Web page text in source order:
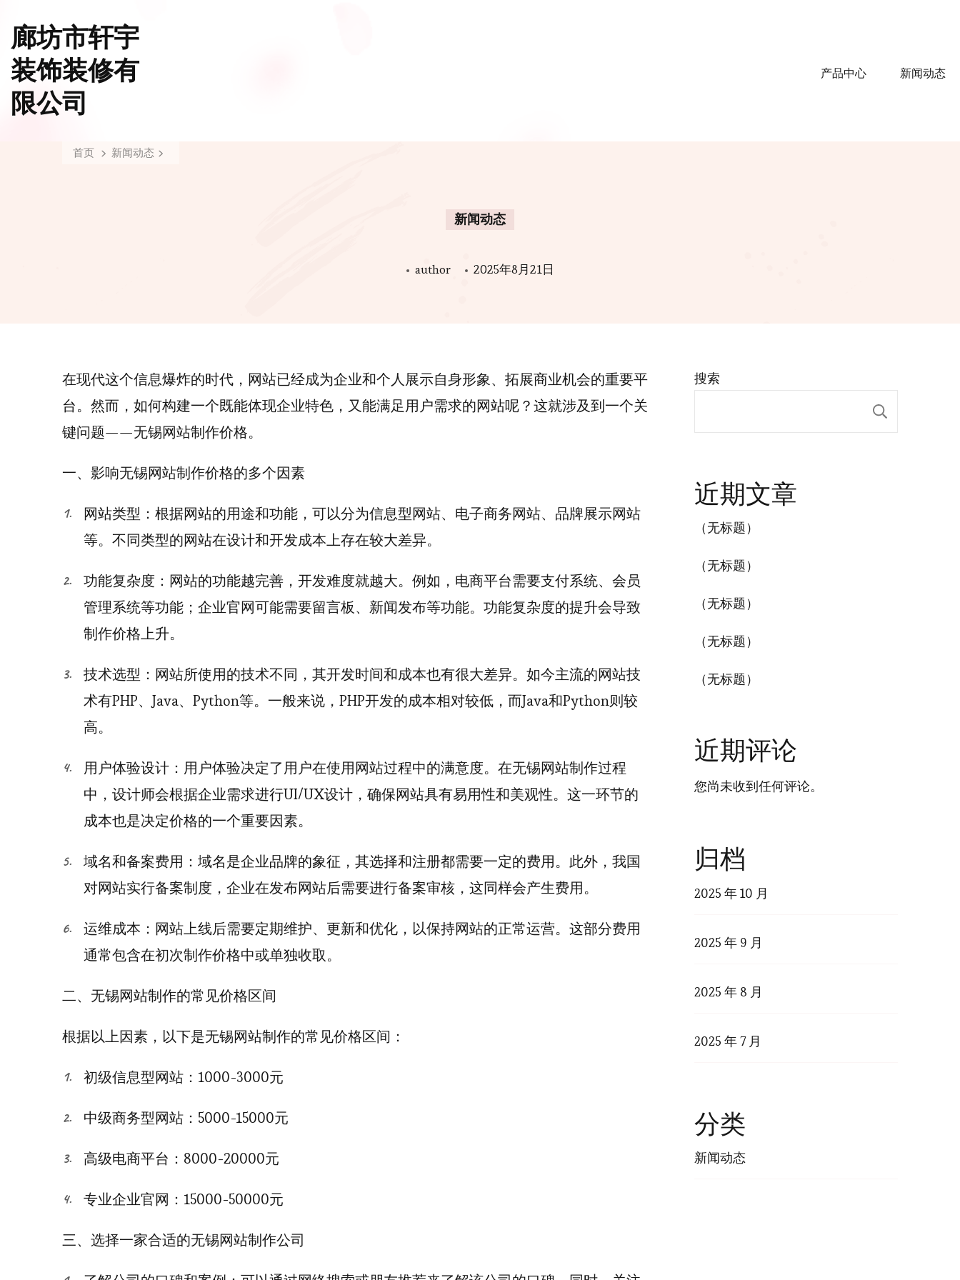
产品中心 新闻动态
廊坊市轩宇
装饰装修有
限公司
首页 新闻动态
新闻动态
author 2025年8月21日
在现代这个信息爆炸的时代，网站已经成为企业和个人展示自身形象、拓展商业机会的重要平
台。然而，如何构建一个既能体现企业特色，又能满足用户需求的网站呢？这就涉及到一个关
键问题——无锡网站制作价格。
一、影响无锡网站制作价格的多个因素
网站类型：根据网站的用途和功能，可以分为信息型网站、电子商务网站、品牌展示网站
等。不同类型的网站在设计和开发成本上存在较大差异。
功能复杂度：网站的功能越完善，开发难度就越大。例如，电商平台需要支付系统、会员
管理系统等功能；企业官网可能需要留言板、新闻发布等功能。功能复杂度的提升会导致
制作价格上升。
技术选型：网站所使用的技术不同，其开发时间和成本也有很大差异。如今主流的网站技
术有PHP、Java、Python等。一般来说，PHP开发的成本相对较低，而Java和Python则较
高。
用户体验设计：用户体验决定了用户在使用网站过程中的满意度。在无锡网站制作过程
中，设计师会根据企业需求进行UI/UX设计，确保网站具有易用性和美观性。这一环节的
成本也是决定价格的一个重要因素。
域名和备案费用：域名是企业品牌的象征，其选择和注册都需要一定的费用。此外，我国
对网站实行备案制度，企业在发布网站后需要进行备案审核，这同样会产生费用。
运维成本：网站上线后需要定期维护、更新和优化，以保持网站的正常运营。这部分费用
通常包含在初次制作价格中或单独收取。
二、无锡网站制作的常见价格区间
根据以上因素，以下是无锡网站制作的常见价格区间：
初级信息型网站：1000-3000元
中级商务型网站：5000-15000元
高级电商平台：8000-20000元
专业企业官网：15000-50000元
三、选择一家合适的无锡网站制作公司
搜索
近期文章
（无标题）
（无标题）
（无标题）
（无标题）
（无标题）
近期评论
您尚未收到任何评论。
归档
2025 年 10 月
2025 年 9 月
2025 年 8 月
2025 年 7 月
分类
新闻动态